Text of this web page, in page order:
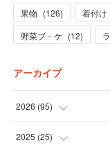
果物 (126) 着付け
野菜ブ－ケ (12)
アーカイブ
2026 (95)
(5
2025 (25)